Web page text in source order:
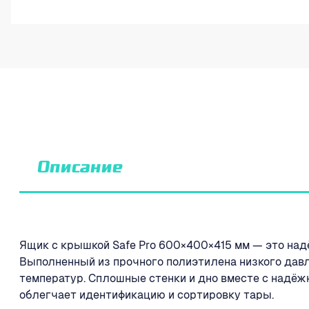
Описание
Ящик с крышкой Safe Pro 600×400×415 мм — это
Выполненный из прочного полиэтилена низкого
температур. Сплошные стенки и дно вместе с
облегчает идентификацию и сортировку тары.